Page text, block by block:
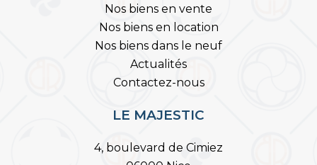
Nos biens en vente
Nos biens en location
Nos biens dans le neuf
Actualités
Contactez-nous
LE MAJESTIC
4, boulevard de Cimiez